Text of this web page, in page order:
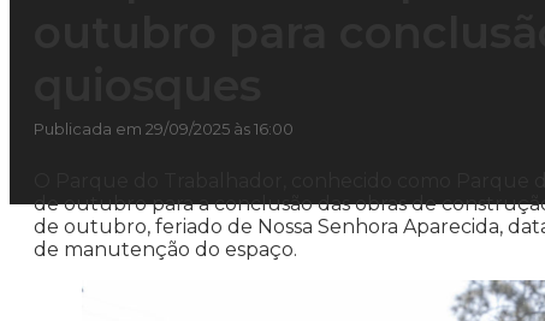
Publicada em 29/09/2025 às 16:00
de outubro para a conclusão das obras de
de outubro, feriado de Nossa Senhora Aparecida,
de manutenção do espaço.